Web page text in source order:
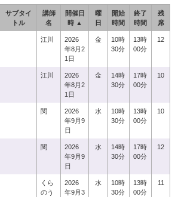
サブタイ
トル
講師
名
開催日
時 ▲
曜
日
開始
時間
終了
時間
残
席
江川
2026
年8月2
1日
金
10時
30分
13時
00分
12
江川
2026
年8月2
1日
金
14時
30分
17時
00分
10
関
2026
年9月9
日
水
10時
30分
13時
00分
10
関
2026
年9月9
日
水
14時
30分
17時
00分
12
くら
のう
2026
年9月3
水
10時
30分
13時
00分
11